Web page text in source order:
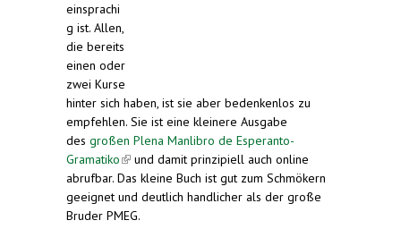
einsprachi
g ist. Allen,
die bereits
einen oder
zwei Kurse
hinter sich haben, ist sie aber bedenkenlos zu
empfehlen. Sie ist eine kleinere Ausgabe
des großen Plena Manlibro de Esperanto-
Gramatiko(link is external)
und damit prinzipiell auch online
abrufbar. Das kleine Buch ist gut zum Schmökern
geeignet und deutlich handlicher als der große
Bruder PMEG.